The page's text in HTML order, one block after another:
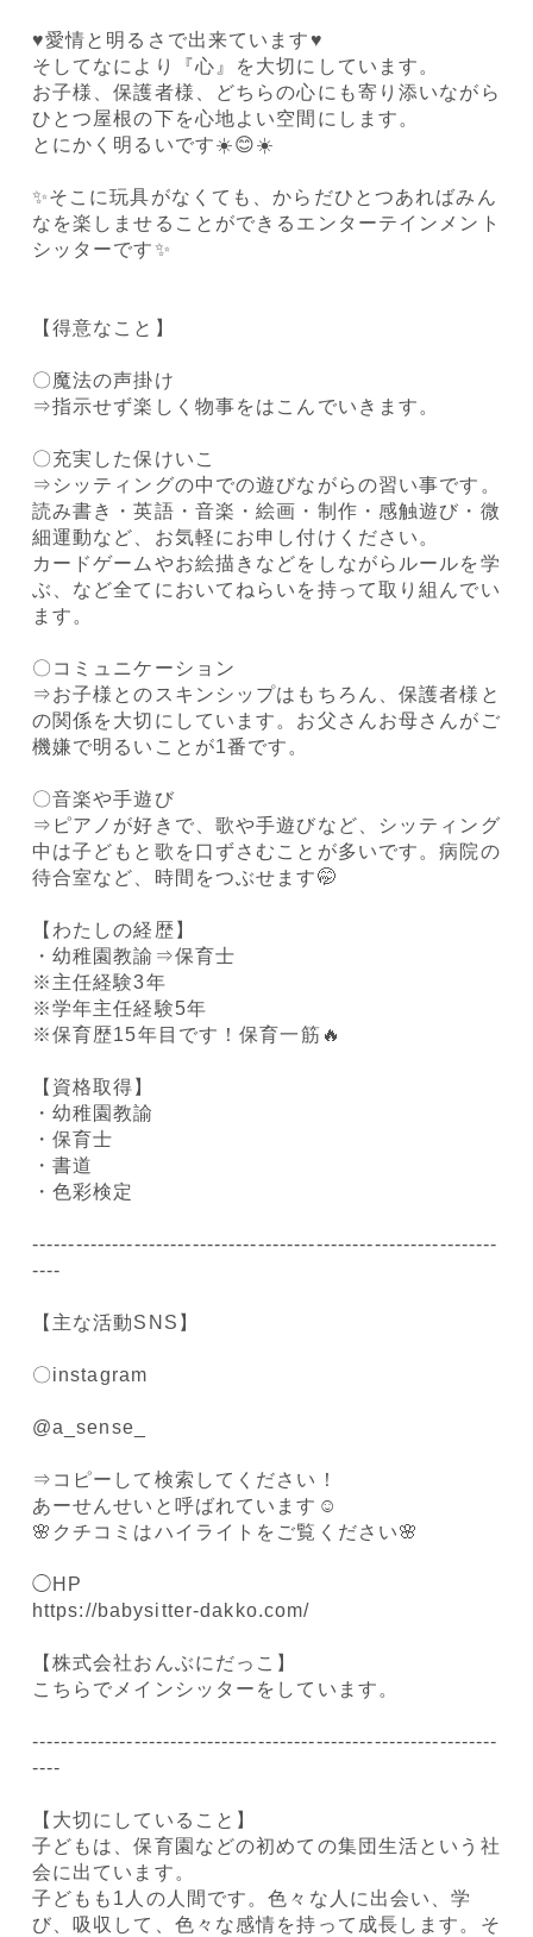
♥️愛情と明るさで出来ています♥️
そしてなにより『心』を大切にしています。
お子様、保護者様、どちらの心にも寄り添いながら
ひとつ屋根の下を心地よい空間にします。
とにかく明るいです☀️😊☀️
✨️そこに玩具がなくても、からだひとつあればみん
なを楽しませることができるエンターテインメント
シッターです✨️
【得意なこと】
〇魔法の声掛け
⇒指示せず楽しく物事をはこんでいきます。
〇充実した保けいこ
⇒シッティングの中での遊びながらの習い事です。
読み書き・英語・音楽・絵画・制作・感触遊び・微
細運動など、お気軽にお申し付けください。
カードゲームやお絵描きなどをしながらルールを学
ぶ、など全てにおいてねらいを持って取り組んでい
ます。
〇コミュニケーション
⇒お子様とのスキンシップはもちろん、保護者様と
の関係を大切にしています。お父さんお母さんがご
機嫌で明るいことが1番です。
〇音楽や手遊び
⇒ピアノが好きで、歌や手遊びなど、シッティング
中は子どもと歌を口ずさむことが多いです。病院の
待合室など、時間をつぶせます🤭
【わたしの経歴】
・幼稚園教諭⇒保育士
※主任経験3年
※学年主任経験5年
※保育歴15年目です！保育一筋🔥
【資格取得】
・幼稚園教諭
・保育士
・書道
・色彩検定
----------------------------------------------------------------
----
【主な活動SNS】
〇instagram
@a_sense_
⇒コピーして検索してください！
あーせんせいと呼ばれています☺️
🌸クチコミはハイライトをご覧ください🌸
◯HP
https://babysitter-dakko.com/
【株式会社おんぶにだっこ】
こちらでメインシッターをしています。
----------------------------------------------------------------
----
【大切にしていること】
子どもは、保育園などの初めての集団生活という社
会に出ています。
子どもも1人の人間です。色々な人に出会い、学
び、吸収して、色々な感情を持って成長します。そ